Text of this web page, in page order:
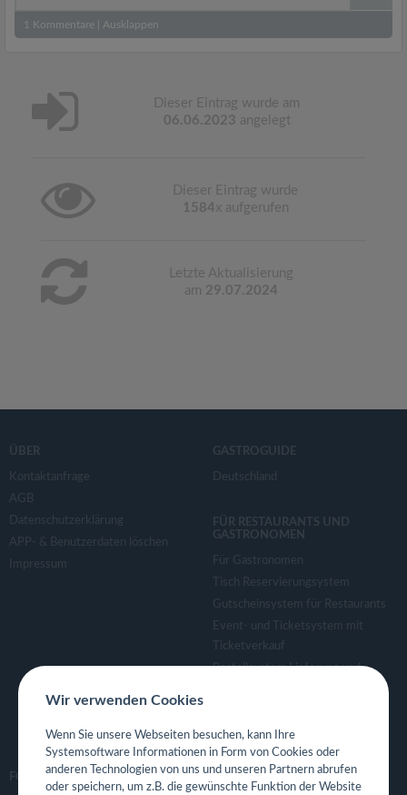
1 Kommentare Ausklappen
Dieser Eintrag wurde am
06.06.2023 angelegt
Dieser Eintrag wurde
1584x aufgerufen
Letzte Aktualisierung
am 29.07.2024
ÜBER
Kontaktanfrage
AGB
Datenschutzerklärung
APP- & Benutzerdaten löschen
Impressum
GASTROGUIDE
Deutschland
FÜR RESTAURANTS UND
GASTRONOMEN
Für Gastronomen
Tisch Reservierungsystem
Gutscheinsystem für Restaurants
Event- und Ticketsystem mit
Ticketverkauf
Bestellsystem Lieferung und
Eigene App für Restaurant
FOLGE UNS
Wir verwenden Cookies
Wenn Sie unsere Webseiten besuchen, kann Ihre
Systemsoftware Informationen in Form von Cookies oder
anderen Technologien von uns und unseren Partnern abrufen
oder speichern, um z.B. die gewünschte Funktion der Website